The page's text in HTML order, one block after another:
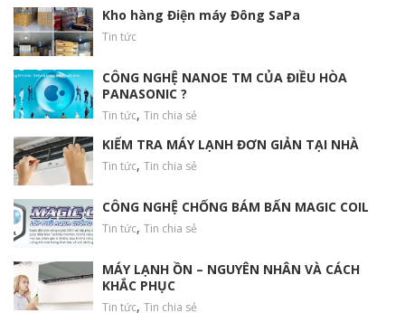
Kho hàng Điện máy Đông SaPa
Tin tức
CÔNG NGHỆ NANOE TM CỦA ĐIỀU HÒA
PANASONIC ?
Tin tức, Tin chia sẻ
KIỂM TRA MÁY LẠNH ĐƠN GIẢN TẠI NHÀ
Tin tức, Tin chia sẻ
CÔNG NGHỆ CHỐNG BÁM BẨN MAGIC COIL
Tin tức, Tin chia sẻ
MÁY LẠNH ỒN – NGUYÊN NHÂN VÀ CÁCH
KHẮC PHỤC
Tin tức, Tin chia sẻ